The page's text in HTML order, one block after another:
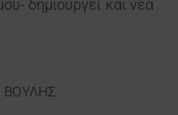
δημιουργεί και νέα
ΒΟΥΛΗΣ